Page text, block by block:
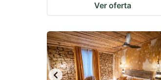
Ver oferta